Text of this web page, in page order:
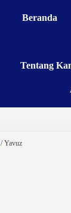
Beranda
Tentang
/ Yavuz